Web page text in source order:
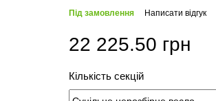
Під замовлення Написати відгук
22 225.50 грн
Кількість секцій